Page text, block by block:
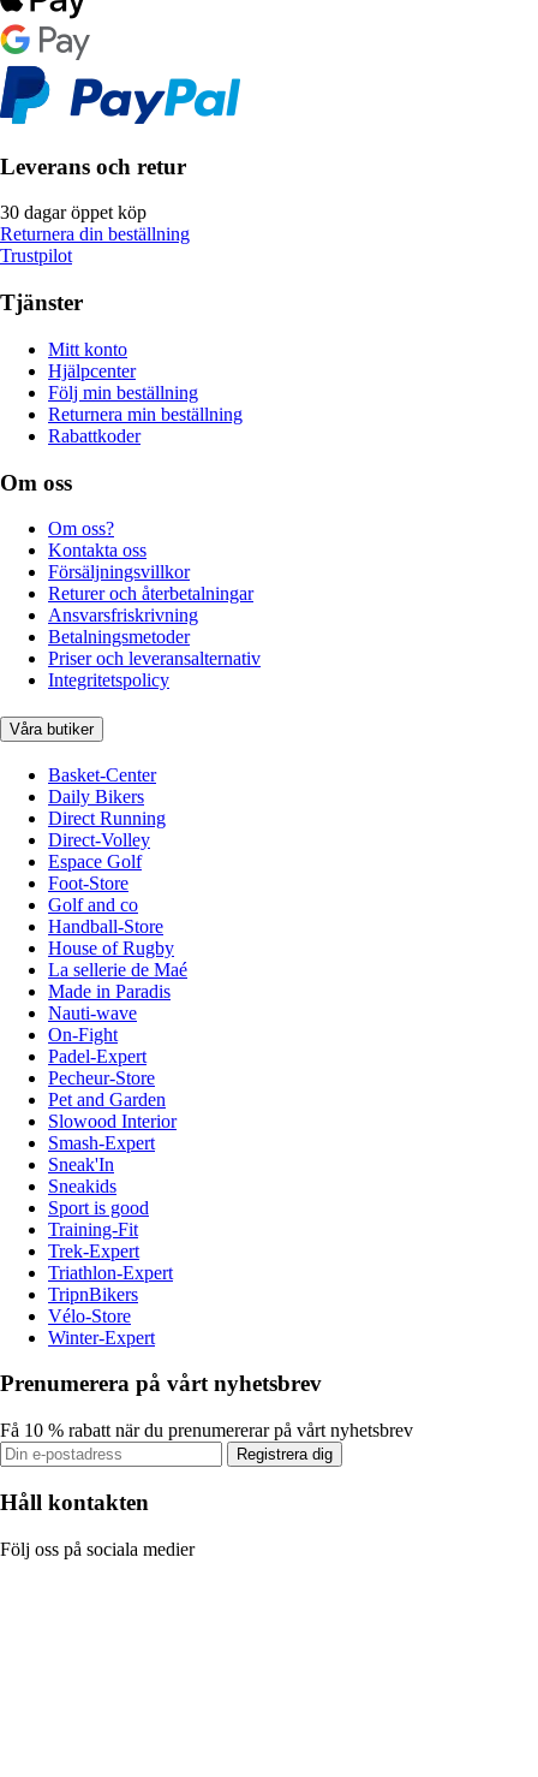
Leverans och retur
30 dagar öppet köp
Returnera din beställning
Trustpilot
Tjänster
Mitt konto
Hjälpcenter
Följ min beställning
Returnera min beställning
Rabattkoder
Om oss
Om oss?
Kontakta oss
Försäljningsvillkor
Returer och återbetalningar
Ansvarsfriskrivning
Betalningsmetoder
Priser och leveransalternativ
Integritetspolicy
Våra butiker
Basket-Center
Daily Bikers
Direct Running
Direct-Volley
Espace Golf
Foot-Store
Golf and co
Handball-Store
House of Rugby
La sellerie de Maé
Made in Paradis
Nauti-wave
On-Fight
Padel-Expert
Pecheur-Store
Pet and Garden
Slowood Interior
Smash-Expert
Sneak'In
Sneakids
Sport is good
Training-Fit
Trek-Expert
Triathlon-Expert
TripnBikers
Vélo-Store
Winter-Expert
Prenumerera på vårt nyhetsbrev
Få 10 % rabatt när du prenumererar på vårt nyhetsbrev
Registrera dig
Håll kontakten
Följ oss på sociala medier